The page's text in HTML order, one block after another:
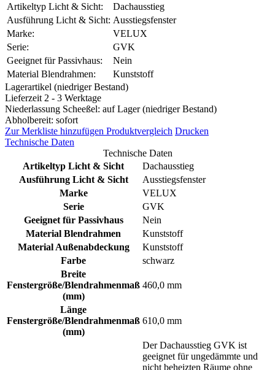
Artikeltyp Licht & Sicht:
Dachausstieg
Ausführung Licht & Sicht: Ausstiegsfenster
Marke:
VELUX
Serie:
GVK
Geeignet für Passivhaus:
Nein
Material Blendrahmen:
Kunststoff
Lagerartikel (niedriger Bestand)
Lieferzeit 2 - 3 Werktage
Niederlassung Scheeßel: auf Lager (niedriger Bestand)
Abholbereit: sofort
Zur Merkliste hinzufügen Produktvergleich Drucken
Technische Daten
Technische Daten
Artikeltyp Licht & Sicht
Dachausstieg
Ausführung Licht & Sicht
Ausstiegsfenster
Marke
VELUX
Serie
GVK
Geeignet für Passivhaus
Nein
Material Blendrahmen
Kunststoff
Material Außenabdeckung
Kunststoff
Farbe
schwarz
Breite
Fenstergröße/Blendrahmenmaß
(mm)
460,0 mm
Länge
Fenstergröße/Blendrahmenmaß
(mm)
610,0 mm
Der Dachausstieg GVK ist
geeignet für ungedämmte und
nicht beheizten Räume ohne